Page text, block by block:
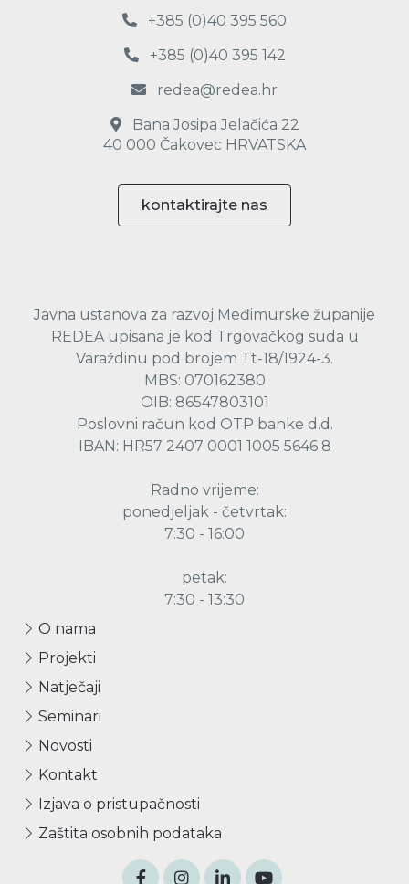
+385 (0)40 395 560
+385 (0)40 395 142
redea@redea.hr
Bana Josipa Jelačića 22
40 000 Čakovec HRVATSKA
kontaktirajte nas
Javna ustanova za razvoj Međimurske županije
REDEA upisana je kod Trgovačkog suda u
Varaždinu pod brojem Tt-18/1924-3.
MBS: 070162380
OIB: 86547803101
Poslovni račun kod OTP banke d.d.
IBAN: HR57 2407 0001 1005 5646 8
Radno vrijeme:
ponedjeljak - četvrtak:
7:30 - 16:00
petak:
7:30 - 13:30
O nama
Projekti
Natječaji
Seminari
Novosti
Kontakt
Izjava o pristupačnosti
Zaštita osobnih podataka